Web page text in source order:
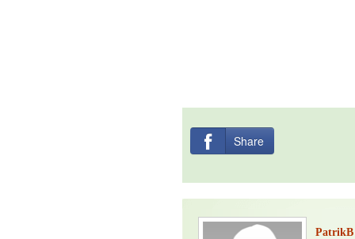
Share
PatrikB